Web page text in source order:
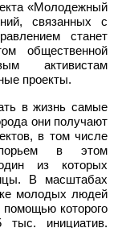
«Молодежный
связанных с
станет
общественной
активистам
проекты.
в жизнь самые
они получают
в том числе
в этом
из которых
В масштабах
молодых людей
которого
инициатив.